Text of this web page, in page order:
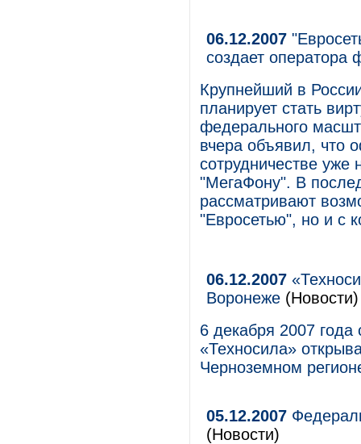
06.12.2007
создает оператора
Крупнейший в
планирует стать
федерального
вчера объявил, что
сотрудничестве
"МегаФону". В
рассматривают
"Евросетью", но и с
06.12.2007
Воронеже (Новости)
6 декабря 2007 года
«Техносила»
Черноземном
05.12.2007
(Новости)